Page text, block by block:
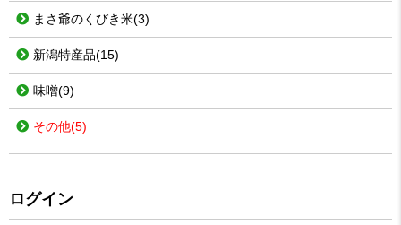
まさ爺のくびき米(3)
新潟特産品(15)
味噌(9)
その他(5)
ログイン